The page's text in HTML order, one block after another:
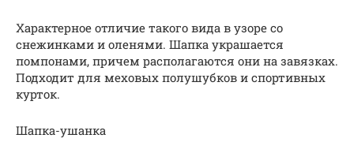
Характерное отличие такого вида в узоре со
снежинками и оленями. Шапка украшается
помпонами, причем располагаются они на завязках.
Подходит для меховых полушубков и спортивных
курток.
Шапка-ушанка